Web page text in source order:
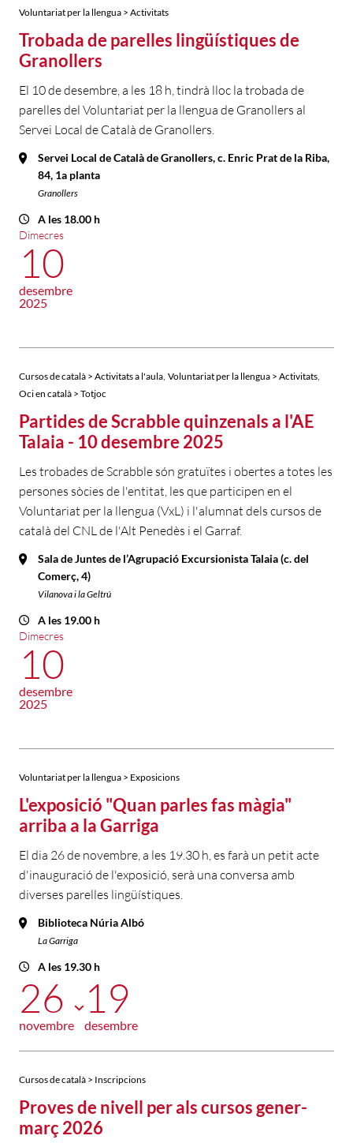
Voluntariat per la llengua > Activitats
Trobada de parelles lingüístiques de
Granollers
El 10 de desembre, a les 18 h, tindrà lloc la trobada de
parelles del Voluntariat per la llengua de Granollers al
Servei Local de Català de Granollers.
Servei Local de Català de Granollers, c. Enric Prat de la Riba,
84, 1a planta
Granollers
A les 18.00 h
Dimecres
10
desembre
2025
Cursos de català > Activitats a l'aula Voluntariat per la llengua > Activitats
Oci en català > Totjoc
Partides de Scrabble quinzenals a l'AE
Talaia - 10 desembre 2025
Les trobades de Scrabble són gratuïtes i obertes a totes les
persones sòcies de l'entitat, les que participen en el
Voluntariat per la llengua (VxL) i l'alumnat dels cursos de
català del CNL de l'Alt Penedès i el Garraf.
Sala de Juntes de l’Agrupació Excursionista Talaia (c. del
Comerç, 4)
Vilanova i la Geltrú
A les 19.00 h
Dimecres
10
desembre
2025
Voluntariat per la llengua > Exposicions
L'exposició "Quan parles fas màgia"
arriba a la Garriga
El dia 26 de novembre, a les 19.30 h, es farà un petit acte
d'inauguració de l'exposició, serà una conversa amb
diverses parelles lingüístiques.
Biblioteca Núria Albó
La Garriga
A les 19.30 h
26
novembre
19
desembre
Cursos de català > Inscripcions
Proves de nivell per als cursos gener-
març 2026